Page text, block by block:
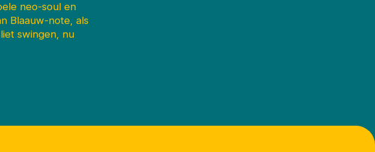
neo-soul en
Blaauw-note, als
swingen, nu